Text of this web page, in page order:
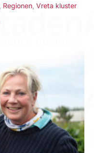
Regionen Vreta kluster